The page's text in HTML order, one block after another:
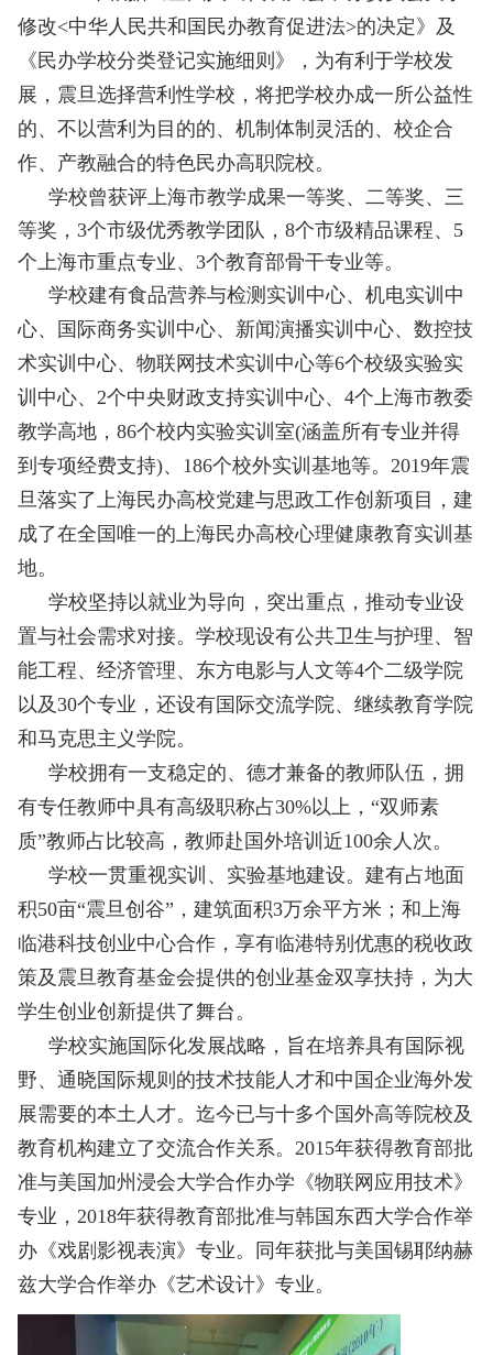
修改<中华人民共和国民办教育促进法>的决定》及
《民办学校分类登记实施细则》，为有利于学校发
展，震旦选择营利性学校，将把学校办成一所公益性
的、不以营利为目的的、机制体制灵活的、校企合
作、产教融合的特色民办高职院校。
学校曾获评上海市教学成果一等奖、二等奖、三
等奖， 3个市级优秀教学团队， 8个市级精品课程、5
个上海市重点专业、3个教育部骨干专业等。
学校建有食品营养与检测实训中心、机电实训中
心、国际商务实训中心、新闻演播实训中心、数控技
术实训中心、物联网技术实训中心等6个校级实验实
训中心、 2个中央财政支持实训中心、4个上海市教委
教学高地，86个校内实验实训室(涵盖所有专业并得
到专项经费支持)、186个校外实训基地等。2019年震
旦落实了上海民办高校党建与思政工作创新项目，建
成了在全国唯一的上海民办高校心理健康教育实训基
地。
学校坚持以就业为导向，突出重点，推动专业设
置与社会需求对接。学校现设有公共卫生与护理、智
能工程、经济管理、 东方电影与 人文等4个二级学院
以及30个专业，还设有国际交流学院、继续教育学院
和马克思主义学院。
学校拥有一支稳定的、德才兼备的教师队伍，拥
有专任教师中具有高级职称占30%以上，“双师素
质”教师占比较高，教师赴国外培训近100余人次。
学校一贯重视实训、实验基地建设。建有占地面
积50亩“震旦创谷”，建筑面积3万余平方米；和上海
临港科技创业中心合作，享有临港特别优惠的税收政
策及震旦教育基金会提供的创业基金双享扶持，为大
学生创业创新提供了舞台。
学校实施国际化发展战略，旨在培养具有国际视
野、通晓国际规则的技术技能人才和中国企业海外发
展需要的本土人才。迄今已与十多个国外高等院校及
教育机构建立了交流合作关系。 2015年获得教育部批
准与美国加州浸会大学合作办学《物联网应用技术》
专业，2018年获得教育部批准与韩国东西大学合作举
办《戏剧影视表演》专业。同年获批与美国锡耶纳赫
兹大学合作举办《艺术设计》专业。